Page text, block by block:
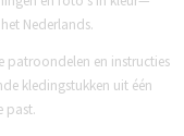
Nederlands.
patroondelen en instructies
kledingstukken uit één
past.